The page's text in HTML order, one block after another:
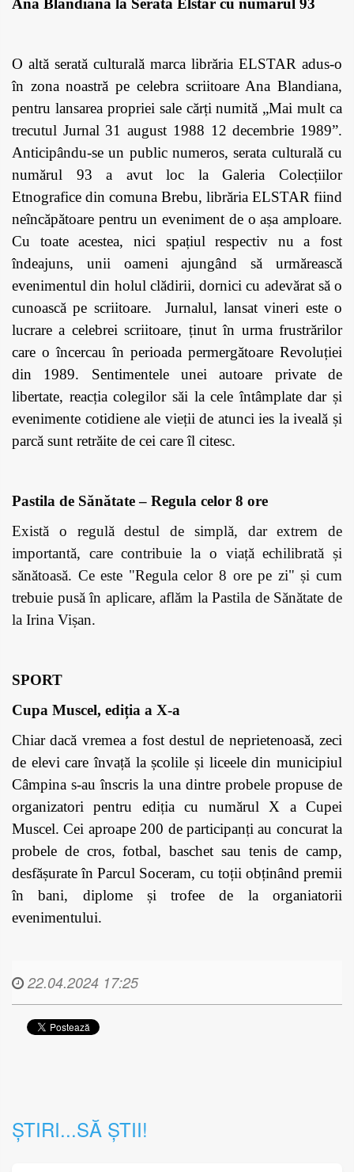
Ana Blandiana la Serata Elstar cu numărul 93
O altă serată culturală marca librăria ELSTAR adus-o
în zona noastră pe celebra scriitoare Ana Blandiana,
pentru lansarea propriei sale cărți numită „Mai mult ca
trecutul Jurnal 31 august 1988 12 decembrie 1989”.
Anticipându-se un public numeros, serata culturală cu
numărul 93 a avut loc la Galeria Colecțiilor
Etnografice din comuna Brebu, librăria ELSTAR fiind
neîncăpătoare pentru un eveniment de o așa amploare.
Cu toate acestea, nici spațiul respectiv nu a fost
îndeajuns, unii oameni ajungând să urmărească
evenimentul din holul clădirii, dornici cu adevărat să o
cunoască pe scriitoare. Jurnalul, lansat vineri este o
lucrare a celebrei scriitoare, ținut în urma frustrărilor
care o încercau în perioada permergătoare Revoluției
din 1989. Sentimentele unei autoare private de
libertate, reacția colegilor săi la cele întâmplate dar și
evenimente cotidiene ale vieții de atunci ies la iveală și
parcă sunt retrăite de cei care îl citesc.
Pastila de Sănătate – Regula celor 8 ore
Există o regulă destul de simplă, dar extrem de
importantă, care contribuie la o viață echilibrată și
sănătoasă. Ce este "Regula celor 8 ore pe zi" și cum
trebuie pusă în aplicare, aflăm la Pastila de Sănătate de
la Irina Vișan.
SPORT
Cupa Muscel, ediția a X-a
Chiar dacă vremea a fost destul de neprietenoasă, zeci
de elevi care învață la școlile și liceele din municipiul
Câmpina s-au înscris la una dintre probele propuse de
organizatori pentru ediția cu numărul X a Cupei
Muscel. Cei aproape 200 de participanți au concurat la
probele de cros, fotbal, baschet sau tenis de camp,
desfășurate în Parcul Soceram, cu toții obținând premii
în bani, diplome și trofee de la organiatorii
evenimentului.
22.04.2024 17:25
ȘTIRI...SĂ ȘTII!